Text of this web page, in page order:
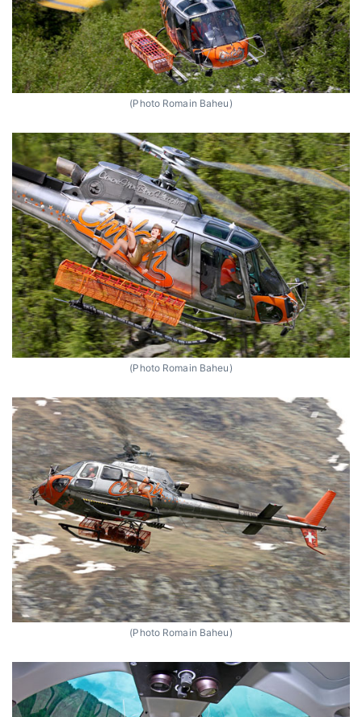
(Photo Romain Baheu)
(Photo Romain Baheu)
(Photo Romain Baheu)